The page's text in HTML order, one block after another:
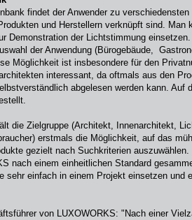
findet der Anwender zu
und Herstellern verknüpft sind. Man
Demonstration der Lichtstimmung
der Anwendung (Bürogebäude,
Möglichkeit ist insbesondere für den
interessant, da oftmals aus den
abgelesen werden kann. Auf
die Zielgruppe (Architekt, Innenarchitekt,
erstmals die Möglichkeit, auf das
gezielt nach Suchkriterien
nach einem einheitlichen Standard
sehr einfach in einem Projekt einsetzen und
von LUXOWORKS: "Nach einer